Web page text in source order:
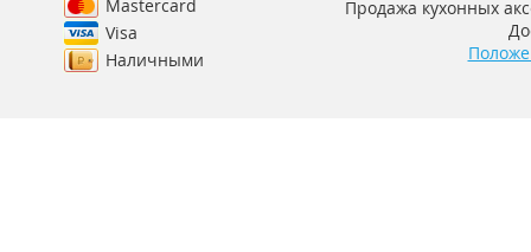
Mastercard
Visa
Наличными
Продажа кухонных